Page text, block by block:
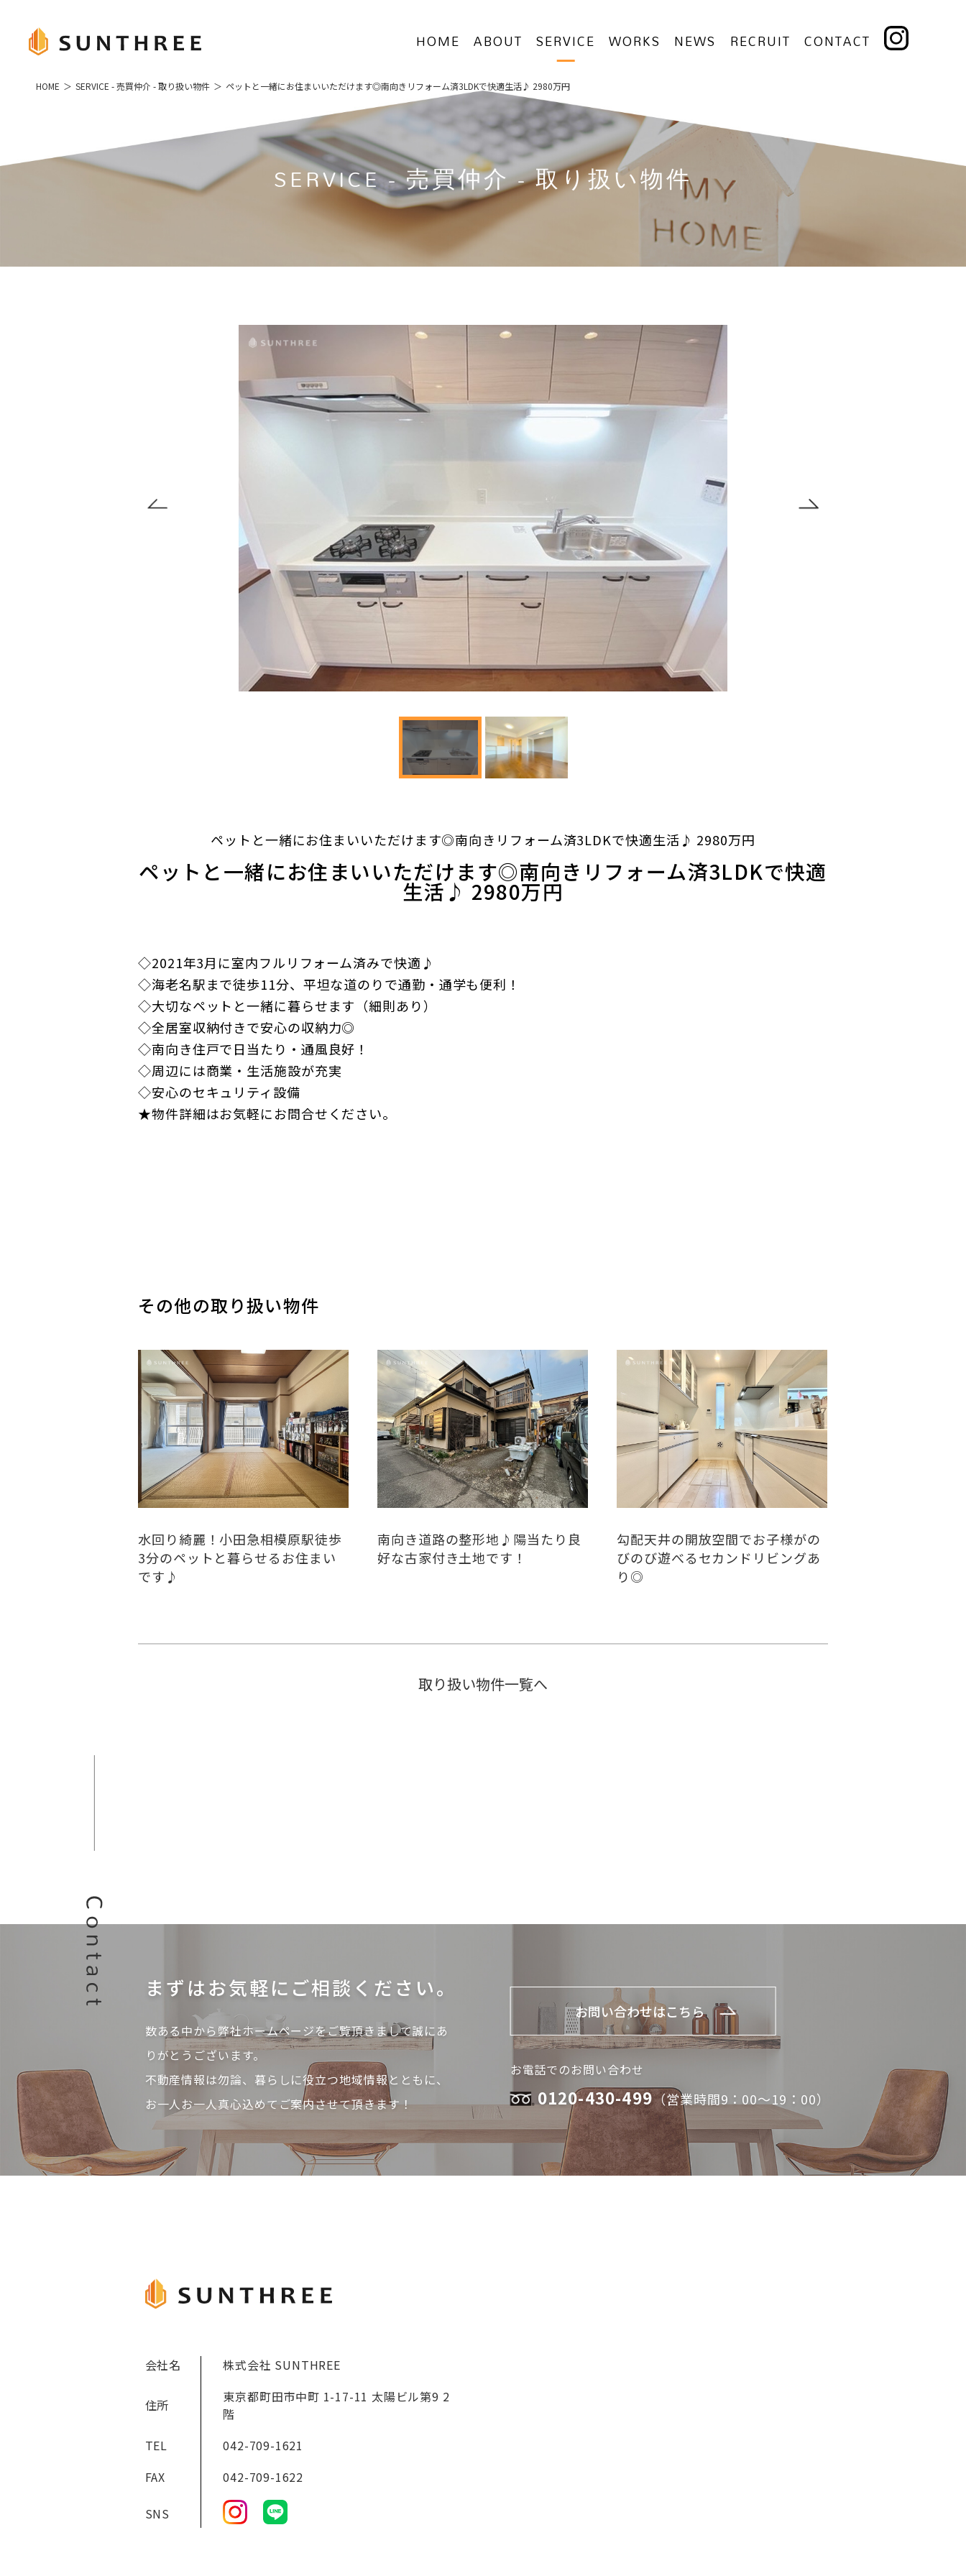
HOME ABOUT SERVICE WORKS NEWS RECRUIT CONTACT
HOME SERVICE - 売買仲介 - 取り扱い物件 ペットと一緒にお住まいいただけます◎南向きリフォーム済3LDKで快適生活♪ 2980万円
SERVICE- 売買仲介 - 取り扱い物件
ペットと一緒にお住まいいただけます◎南向きリフォーム済3LDKで快適生活♪ 2980万円
ペットと一緒にお住まいいただけます◎南向きリフォーム済3LDKで快適
生活♪ 2980万円
◇2021年3月に室内フルリフォーム済みで快適♪
◇海老名駅まで徒歩11分、平坦な道のりで通勤・通学も便利！
◇大切なペットと一緒に暮らせます（細則あり）
◇全居室収納付きで安心の収納力◎
◇南向き住戸で日当たり・通風良好！
◇周辺には商業・生活施設が充実
◇安心のセキュリティ設備
★物件詳細はお気軽にお問合せください。
その他の取り扱い物件
水回り綺麗！小田急相模原駅徒歩
3分のペットと暮らせるお住まい
です♪
南向き道路の整形地♪陽当たり良
好な古家付き土地です！
勾配天井の開放空間でお子様がの
びのび遊べるセカンドリビングあ
り◎
取り扱い物件一覧へ
まずはお気軽にご相談ください。
数ある中から弊社ホームページをご覧頂きまして誠にあ
りがとうございます。
不動産情報は勿論、暮らしに役立つ地域情報とともに、
お一人お一人真心込めてご案内させて頂きます！
お問い合わせはこちら
お電話でのお問い合わせ
0120-430-499（営業時間9：00～19：00）
会社名 株式会社 SUNTHREE
住所
東京都町田市中町 1-17-11 太陽ビル第9 2
階
TEL
042-709-1621
FAX
042-709-1622
SNS